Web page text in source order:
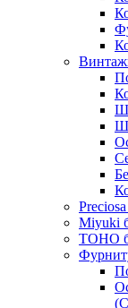
Miyuki
TOHO